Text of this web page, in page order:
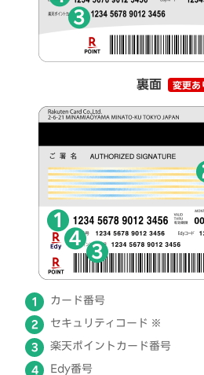
裏面 変更あ
カード番号
セキュリティコード ※
楽天ポイントカード番号
Edy番号